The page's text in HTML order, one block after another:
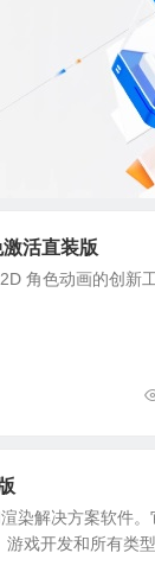
活直装版
角色动画的创新工
染解决方案软件。
游戏开发和所有类